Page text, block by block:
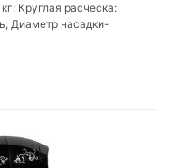
Круглая расческа:
Диаметр насадки-